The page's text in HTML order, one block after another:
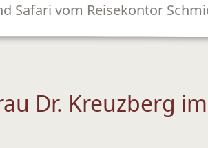
Safari vom Reisekontor
Dr. Kreuzberg